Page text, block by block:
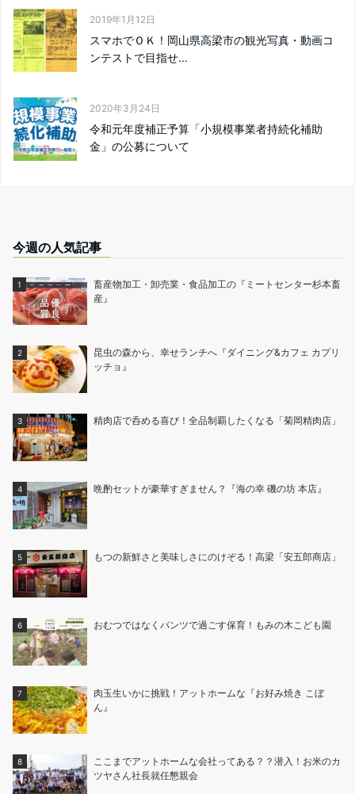
2019年1月12日
スマホでＯＫ！岡山県高梁市の観光写真・動画コ
ンテストで目指せ...
2020年3月24日
令和元年度補正予算「小規模事業者持続化補助
金」の公募について
今週の人気記事
畜産物加工・卸売業・食品加工の『ミートセンター杉本畜
産』
昆虫の森から、幸せランチへ『ダイニング&カフェ カプリ
ッチョ』
精肉店で呑める喜び！全品制覇したくなる「菊岡精肉店」
晩酌セットが豪華すぎません？『海の幸 磯の坊 本店』
もつの新鮮さと美味しさにのけぞる！高梁「安五郎商店」
おむつではなくパンツで過ごす保育！もみの木こども園
肉玉生いかに挑戦！アットホームな『お好み焼き こぼ
ん』
ここまでアットホームな会社ってある？？潜入！お米のカ
ツヤさん社長就任懇親会